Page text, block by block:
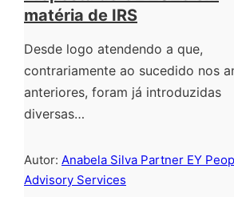
matéria de IRS
Desde logo atendendo a que,
contrariamente ao sucedido nos
anteriores, foram já introduzidas
diversas…
Autor: Anabela Silva Partner EY
Advisory Services